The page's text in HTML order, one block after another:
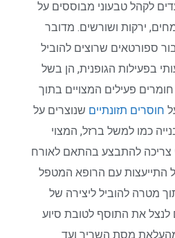
לקהל טבעוני מבוססים על
ירקות ושורשים. מדובר
ספורטאים שרוצים להוביל
בפעילות הגופנית, הן בשל
פעילים המצויים בתוך
חוסרים תזונתייםשנוצרים על
כמו למשל ברזל, המצוי
להתבצע בהתאם לאורח
עם הרופא המטפל
מטרה להוביל ליצירה של
את התוסף לטובת סיוע
מסת השריר ועד